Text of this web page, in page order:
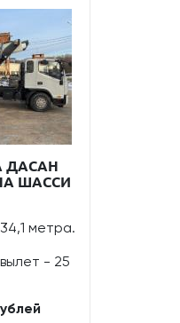
ДАСАН
ШАССИ
метра.
- 25